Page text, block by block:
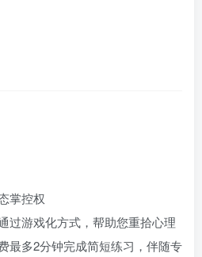
掌控权
过游戏化方式，帮助您重拾心理
最多2分钟完成简短练习，伴随专